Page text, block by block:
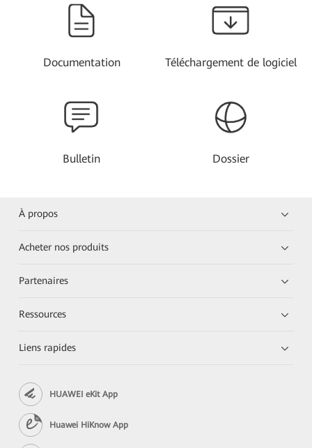
Documentation Téléchargement de logiciel
Bulletin Dossier
À propos
Acheter nos produits
Partenaires
Ressources
Liens rapides
HUAWEI eKit App
Huawei HiKnow App